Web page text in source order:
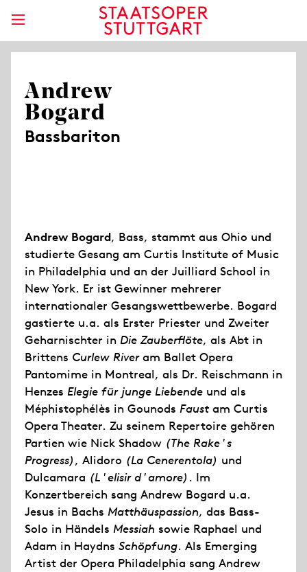
Andrew
Bogard
Bassbariton
Andrew Bogard, Bass, stammt aus Ohio und
studierte Gesang am Curtis Institute of Music
in Philadelphia und an der Juilliard School in
New York. Er ist Gewinner mehrerer
internationaler Gesangswettbewerbe. Bogard
gastierte u.a. als Erster Priester und Zweiter
Geharnischter in Die Zauberflöte, als Abt in
Brittens Curlew Riveram Ballet Opera
Pantomime in Montreal, als Dr. Reischmann in
Henzes Elegie für junge Liebende und als
Méphistophélès in Gounods Faustam Curtis
Opera Theater. Zu seinem Repertoire gehören
Partien wie Nick Shadow (The Rake's
Progress), Alidoro (La Cenerentola) und
Dulcamara (L'elisir d'amore) . Im
Konzertbereich sang Andrew Bogard u.a.
Jesus in Bachs Matthäuspassion, das Bass-
Solo in Händels Messiah sowie Raphael und
Adam in Haydns Schöpfung. Als Emerging
Artist der Opera Philadelphia sang Andrew